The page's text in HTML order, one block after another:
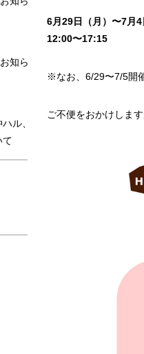
6月29日（月）〜7月4
12:00〜17:15
※なお、6/29〜7/5開
ご不便をおかけしま
知ら
ル、
て